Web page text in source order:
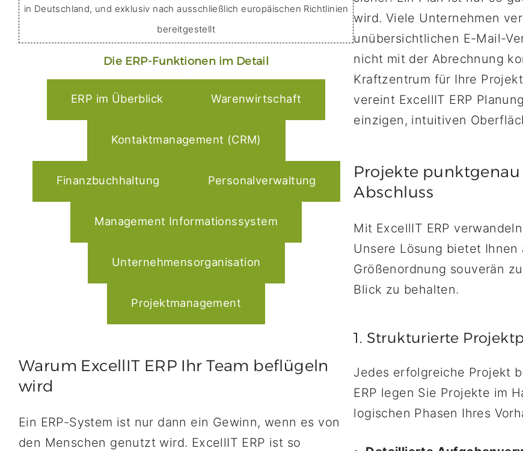
rent an admin– macht Ihren Kopf
frei
in Deutschland, und exklusiv nach ausschließlich europäischen Richtlinien
bereitgestellt
Die ERP-Funktionen im Detail
ERP im Überblick Warenwirtschaft
Kontaktmanagement (CRM)
Finanzbuchhaltung Personalverwaltung
Management Informationssystem
Unternehmensorganisation
Projektmanagement
Warum ExcellIT ERP Ihr Team beflügeln
wird
Ein ERP-System ist nur dann ein Gewinn, wenn es von
den Menschen genutzt wird. ExcellIT ERP ist so
wird. Viele Unternehmen
unübersichtlichen E-Mail-
nicht mit der Abrechnung
Kraftzentrum für Ihre
vereint ExcellIT ERP
einzigen, intuitiven
Projekte punktgenau
Abschluss
Mit ExcellIT ERP
Unsere Lösung bietet
Größenordnung souverän
Blick zu behalten.
1. Strukturierte
Jedes erfolgreiche Projekt
ERP legen Sie Projekte im
logischen Phasen Ihres